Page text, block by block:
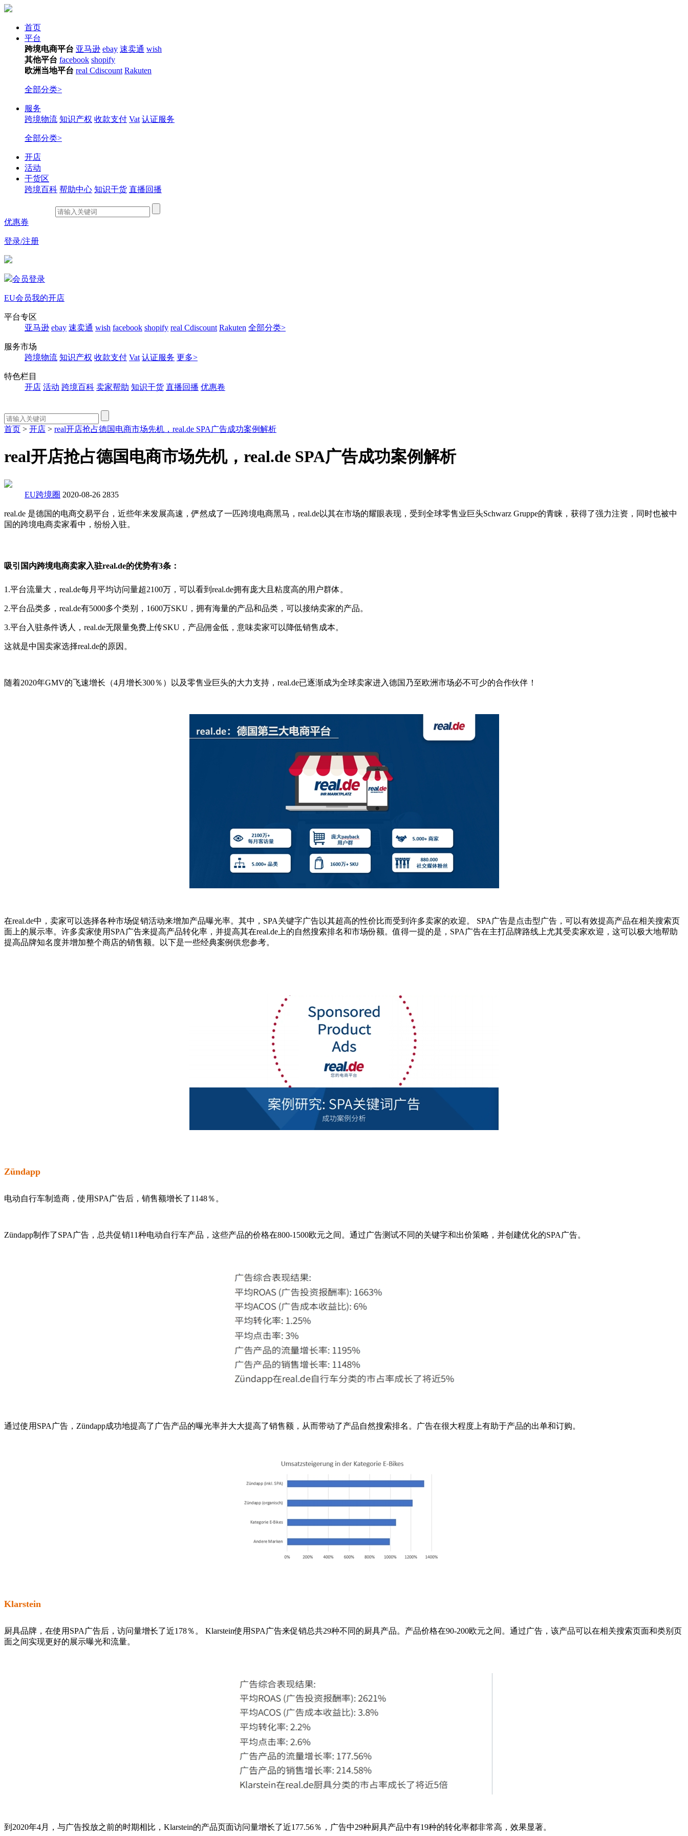
首页
平台
跨境电商平台 亚马逊 ebay 速卖通 wish
其他平台 facebook shopify
欧洲当地平台 real Cdiscount Rakuten
全部分类>
服务
跨境物流 知识产权 收款支付 Vat 认证服务
全部分类>
开店
活动
干货区
跨境百科 帮助中心 知识干货 直播回播
优惠券
登录/注册
会员登录
EU会员我的开店
平台专区
亚马逊 ebay 速卖通 wish facebook shopify real Cdiscount Rakuten 全部分类>
服务市场
跨境物流 知识产权 收款支付 Vat 认证服务 更多>
特色栏目
开店 活动 跨境百科 卖家帮助 知识干货 直播回播 优惠卷
首页 > 开店 > real开店抢占德国电商市场先机，real.de SPA广告成功案例解析
real开店抢占德国电商市场先机，real.de SPA广告成功案例解析
EU跨境圈 2020-08-26 2835
real.de 是德国的电商交易平台，近些年来发展高速，俨然成了一匹跨境电商黑马，real.de以其在市场的耀眼表现，受到全球零售业巨头Schwarz Gruppe的青睐，获得了强力注资，同时也被中
国的跨境电商卖家看中，纷纷入驻。
吸引国内跨境电商卖家入驻real.de的优势有3条：
1.平台流量大，real.de每月平均访问量超2100万，可以看到real.de拥有庞大且粘度高的用户群体。
2.平台品类多，real.de有5000多个类别，1600万SKU，拥有海量的产品和品类，可以接纳卖家的产品。
3.平台入驻条件诱人，real.de无限量免费上传SKU，产品佣金低，意味卖家可以降低销售成本。
这就是中国卖家选择real.de的原因。
随着2020年GMV的飞速增长（4月增长300％）以及零售业巨头的大力支持，real.de已逐渐成为全球卖家进入德国乃至欧洲市场必不可少的合作伙伴！
在real.de中，卖家可以选择各种市场促销活动来增加产品曝光率。其中，SPA关键字广告以其超高的性价比而受到许多卖家的欢迎。 SPA广告是点击型广告，可以有效提高产品在相关搜索页
面上的展示率。许多卖家使用SPA广告来提高产品转化率，并提高其在real.de上的自然搜索排名和市场份额。值得一提的是，SPA广告在主打品牌路线上尤其受卖家欢迎，这可以极大地帮助
提高品牌知名度并增加整个商店的销售额。以下是一些经典案例供您参考。
Zündapp
电动自行车制造商，使用SPA广告后，销售额增长了1148％。
Zündapp制作了SPA广告，总共促销11种电动自行车产品，这些产品的价格在800-1500欧元之间。通过广告测试不同的关键字和出价策略，并创建优化的SPA广告。
通过使用SPA广告，Zündapp成功地提高了广告产品的曝光率并大大提高了销售额，从而带动了产品自然搜索排名。广告在很大程度上有助于产品的出单和订购。
Klarstein
厨具品牌，在使用SPA广告后，访问量增长了近178％。 Klarstein使用SPA广告来促销总共29种不同的厨具产品。产品价格在90-200欧元之间。通过广告，该产品可以在相关搜索页面和类别页
面之间实现更好的展示曝光和流量。
到2020年4月，与广告投放之前的时期相比，Klarstein的产品页面访问量增长了近177.56％，广告中29种厨具产品中有19种的转化率都非常高，效果显著。